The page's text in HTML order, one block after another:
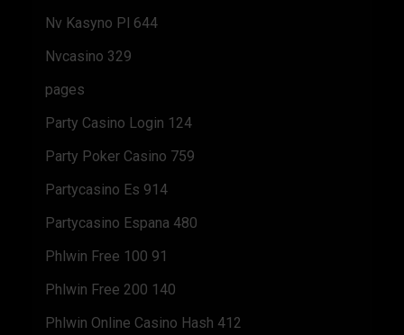
Nv Kasyno Pl 644
Nvcasino 329
pages
Party Casino Login 124
Party Poker Casino 759
Partycasino Es 914
Partycasino Espana 480
Phlwin Free 100 91
Phlwin Free 200 140
Phlwin Online Casino Hash 412